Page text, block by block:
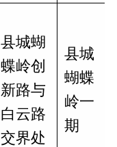
县城蝴
蝶岭创
新路与
白云路
交界处
县城
蝴蝶
岭一
期